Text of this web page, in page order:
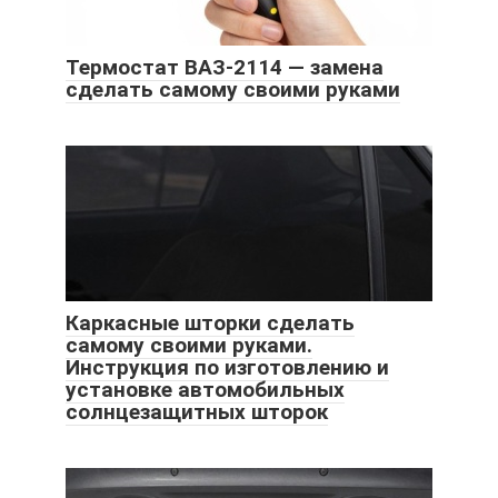
Термостат ВАЗ-2114 — замена
сделать самому своими руками
Каркасные шторки сделать
самому своими руками.
Инструкция по изготовлению и
установке автомобильных
солнцезащитных шторок